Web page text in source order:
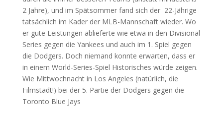
2 Jahre), und im Spätsommer fand sich der 22-Jährige
tatsächlich im Kader der MLB-Mannschaft wieder. Wo
er gute Leistungen ablieferte wie etwa in den Divisional
Series gegen die Yankees und auch im 1. Spiel gegen
die Dodgers. Doch niemand konnte erwarten, dass er
in einem World-Series-Spiel Historisches würde zeigen.
Wie Mittwochnacht in Los Angeles (natürlich, die
Filmstadt!) bei der 5. Partie der Dodgers gegen die
Toronto Blue Jays